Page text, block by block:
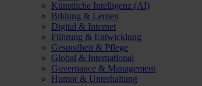
Künstliche Intelligenz (AI)
Bildung & Lernen
Digital & Internet
Führung & Entwicklung
Gesundheit & Pflege
Global & International
Governance & Management
Humor & Unterhaltung